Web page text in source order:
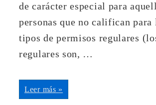
de carácter especial para
personas que no califican para
tipos de permisos regulares
regulares son, …
por
razones
Leer más »